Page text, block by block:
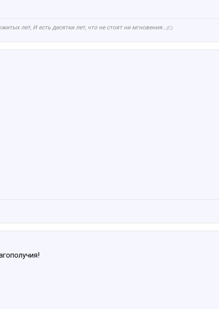
лет, И есть десятки лет, что не стоят ни мгновения...(С)